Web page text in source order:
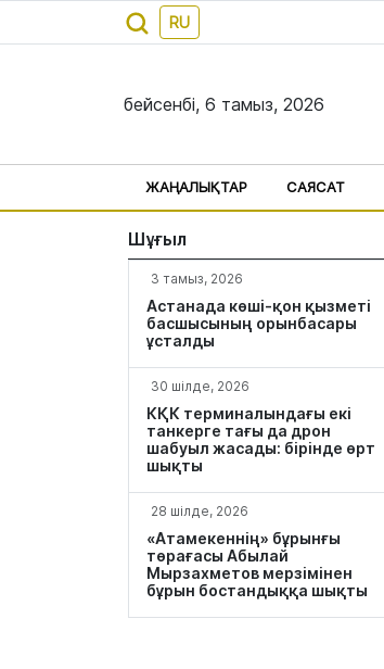
RU
бейсенбі, 6 тамыз, 2026
ЖАҢАЛЫҚТАР САЯСАТ
Шұғыл
3 тамыз, 2026
Астанада көші-қон қызметі
басшысының орынбасары
ұсталды
30 шілде, 2026
КҚК терминалындағы екі
танкерге тағы да дрон
шабуыл жасады: бірінде өрт
шықты
28 шілде, 2026
«Атамекеннің» бұрынғы
төрағасы Абылай
Мырзахметов мерзімінен
бұрын бостандыққа шықты